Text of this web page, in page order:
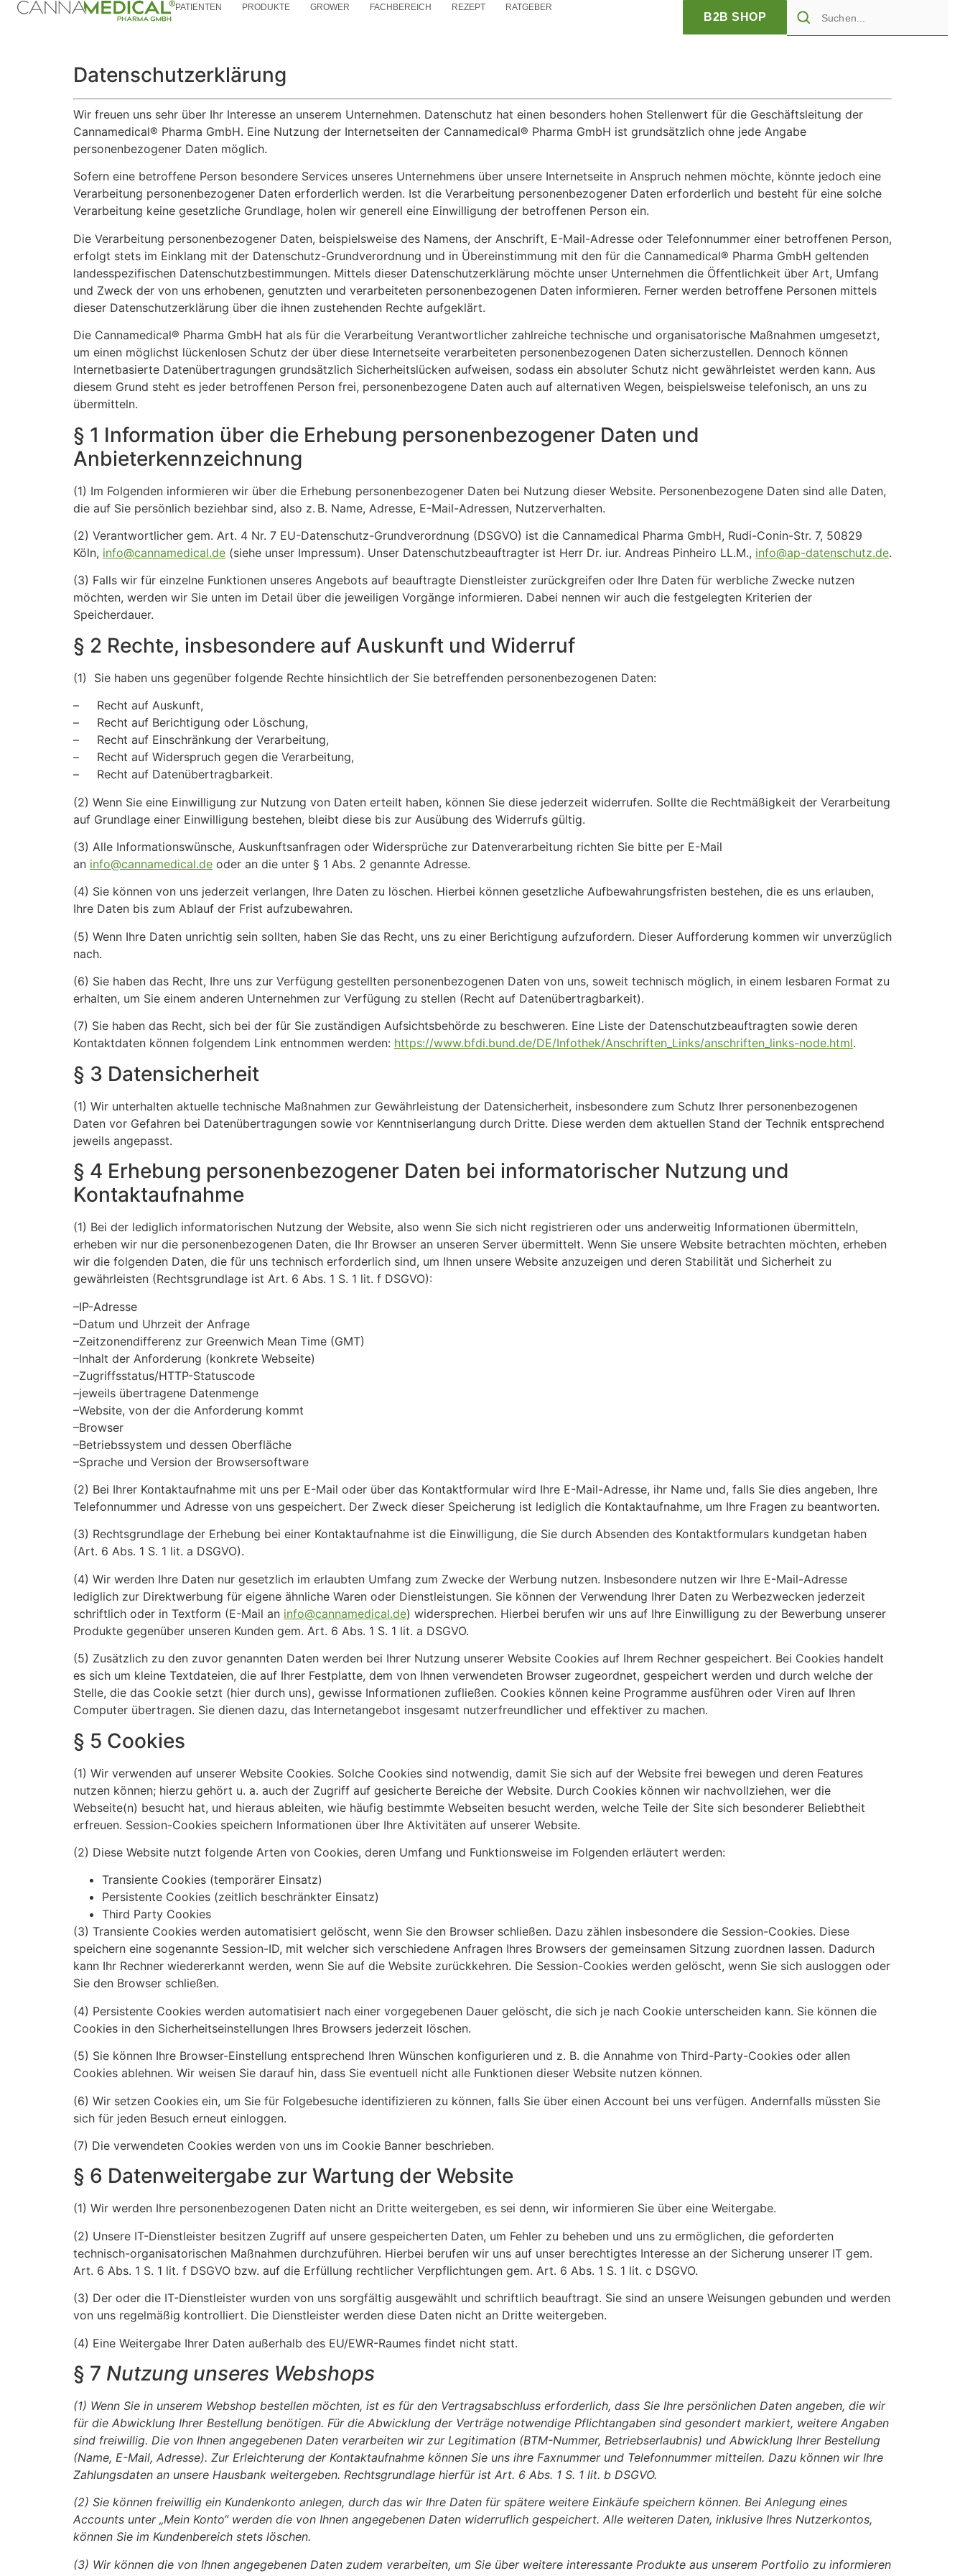
PATIENTEN PRODUKTE GROWER FACHBEREICH REZEPT RATGEBER
B2B SHOP
Datenschutzerklärung
Wir freuen uns sehr über Ihr Interesse an unserem Unternehmen. Datenschutz hat einen besonders hohen Stellenwert für die Geschäftsleitung der
Cannamedical® Pharma GmbH. Eine Nutzung der Internetseiten der Cannamedical® Pharma GmbH ist grundsätzlich ohne jede Angabe
personenbezogener Daten möglich.
Sofern eine betroffene Person besondere Services unseres Unternehmens über unsere Internetseite in Anspruch nehmen möchte, könnte jedoch eine
Verarbeitung personenbezogener Daten erforderlich werden. Ist die Verarbeitung personenbezogener Daten erforderlich und besteht für eine solche
Verarbeitung keine gesetzliche Grundlage, holen wir generell eine Einwilligung der betroffenen Person ein.
Die Verarbeitung personenbezogener Daten, beispielsweise des Namens, der Anschrift, E-Mail-Adresse oder Telefonnummer einer betroffenen Person,
erfolgt stets im Einklang mit der Datenschutz-Grundverordnung und in Übereinstimmung mit den für die Cannamedical® Pharma GmbH geltenden
landesspezifischen Datenschutzbestimmungen. Mittels dieser Datenschutzerklärung möchte unser Unternehmen die Öffentlichkeit über Art, Umfang
und Zweck der von uns erhobenen, genutzten und verarbeiteten personenbezogenen Daten informieren. Ferner werden betroffene Personen mittels
dieser Datenschutzerklärung über die ihnen zustehenden Rechte aufgeklärt.
Die Cannamedical® Pharma GmbH hat als für die Verarbeitung Verantwortlicher zahlreiche technische und organisatorische Maßnahmen umgesetzt,
um einen möglichst lückenlosen Schutz der über diese Internetseite verarbeiteten personenbezogenen Daten sicherzustellen. Dennoch können
Internetbasierte Datenübertragungen grundsätzlich Sicherheitslücken aufweisen, sodass ein absoluter Schutz nicht gewährleistet werden kann. Aus
diesem Grund steht es jeder betroffenen Person frei, personenbezogene Daten auch auf alternativen Wegen, beispielsweise telefonisch, an uns zu
übermitteln.
§ 1 Information über die Erhebung personenbezogener Daten und
Anbieterkennzeichnung
(1) Im Folgenden informieren wir über die Erhebung personenbezogener Daten bei Nutzung dieser Website. Personenbezogene Daten sind alle Daten,
die auf Sie persönlich beziehbar sind, also z. B. Name, Adresse, E-Mail-Adressen, Nutzerverhalten.
(2) Verantwortlicher gem. Art. 4 Nr. 7 EU-Datenschutz-Grundverordnung (DSGVO) ist die Cannamedical Pharma GmbH, Rudi-Conin-Str. 7, 50829
Köln, info@cannamedical.de (siehe unser Impressum). Unser Datenschutzbeauftragter ist Herr Dr. iur. Andreas Pinheiro LL.M., info@ap-datenschutz.de.
(3) Falls wir für einzelne Funktionen unseres Angebots auf beauftragte Dienstleister zurückgreifen oder Ihre Daten für werbliche Zwecke nutzen
möchten, werden wir Sie unten im Detail über die jeweiligen Vorgänge informieren. Dabei nennen wir auch die festgelegten Kriterien der
Speicherdauer.
§ 2 Rechte, insbesondere auf Auskunft und Widerruf
(1) Sie haben uns gegenüber folgende Rechte hinsichtlich der Sie betreffenden personenbezogenen Daten:
– Recht auf Auskunft,
– Recht auf Berichtigung oder Löschung,
– Recht auf Einschränkung der Verarbeitung,
– Recht auf Widerspruch gegen die Verarbeitung,
– Recht auf Datenübertragbarkeit.
(2) Wenn Sie eine Einwilligung zur Nutzung von Daten erteilt haben, können Sie diese jederzeit widerrufen. Sollte die Rechtmäßigkeit der Verarbeitung
auf Grundlage einer Einwilligung bestehen, bleibt diese bis zur Ausübung des Widerrufs gültig.
(3) Alle Informationswünsche, Auskunftsanfragen oder Widersprüche zur Datenverarbeitung richten Sie bitte per E-Mail
an info@cannamedical.de oder an die unter § 1 Abs. 2 genannte Adresse.
(4) Sie können von uns jederzeit verlangen, Ihre Daten zu löschen. Hierbei können gesetzliche Aufbewahrungsfristen bestehen, die es uns erlauben,
Ihre Daten bis zum Ablauf der Frist aufzubewahren.
(5) Wenn Ihre Daten unrichtig sein sollten, haben Sie das Recht, uns zu einer Berichtigung aufzufordern. Dieser Aufforderung kommen wir unverzüglich
nach.
(6) Sie haben das Recht, Ihre uns zur Verfügung gestellten personenbezogenen Daten von uns, soweit technisch möglich, in einem lesbaren Format zu
erhalten, um Sie einem anderen Unternehmen zur Verfügung zu stellen (Recht auf Datenübertragbarkeit).
(7) Sie haben das Recht, sich bei der für Sie zuständigen Aufsichtsbehörde zu beschweren. Eine Liste der Datenschutzbeauftragten sowie deren
Kontaktdaten können folgendem Link entnommen werden: https://www.bfdi.bund.de/DE/Infothek/Anschriften_Links/anschriften_links-node.html.
§ 3 Datensicherheit
(1) Wir unterhalten aktuelle technische Maßnahmen zur Gewährleistung der Datensicherheit, insbesondere zum Schutz Ihrer personenbezogenen
Daten vor Gefahren bei Datenübertragungen sowie vor Kenntniserlangung durch Dritte. Diese werden dem aktuellen Stand der Technik entsprechend
jeweils angepasst.
§ 4 Erhebung personenbezogener Daten bei informatorischer Nutzung und
Kontaktaufnahme
(1) Bei der lediglich informatorischen Nutzung der Website, also wenn Sie sich nicht registrieren oder uns anderweitig Informationen übermitteln,
erheben wir nur die personenbezogenen Daten, die Ihr Browser an unseren Server übermittelt. Wenn Sie unsere Website betrachten möchten, erheben
wir die folgenden Daten, die für uns technisch erforderlich sind, um Ihnen unsere Website anzuzeigen und deren Stabilität und Sicherheit zu
gewährleisten (Rechtsgrundlage ist Art. 6 Abs. 1 S. 1 lit. f DSGVO):
–IP-Adresse
–Datum und Uhrzeit der Anfrage
–Zeitzonendifferenz zur Greenwich Mean Time (GMT)
–Inhalt der Anforderung (konkrete Webseite)
–Zugriffsstatus/HTTP-Statuscode
–jeweils übertragene Datenmenge
–Website, von der die Anforderung kommt
–Browser
–Betriebssystem und dessen Oberfläche
–Sprache und Version der Browsersoftware
(2) Bei Ihrer Kontaktaufnahme mit uns per E-Mail oder über das Kontaktformular wird Ihre E-Mail-Adresse, ihr Name und, falls Sie dies angeben, Ihre
Telefonnummer und Adresse von uns gespeichert. Der Zweck dieser Speicherung ist lediglich die Kontaktaufnahme, um Ihre Fragen zu beantworten.
(3) Rechtsgrundlage der Erhebung bei einer Kontaktaufnahme ist die Einwilligung, die Sie durch Absenden des Kontaktformulars kundgetan haben
(Art. 6 Abs. 1 S. 1 lit. a DSGVO).
(4) Wir werden Ihre Daten nur gesetzlich im erlaubten Umfang zum Zwecke der Werbung nutzen. Insbesondere nutzen wir Ihre E-Mail-Adresse
lediglich zur Direktwerbung für eigene ähnliche Waren oder Dienstleistungen. Sie können der Verwendung Ihrer Daten zu Werbezwecken jederzeit
schriftlich oder in Textform (E-Mail an info@cannamedical.de) widersprechen. Hierbei berufen wir uns auf Ihre Einwilligung zu der Bewerbung unserer
Produkte gegenüber unseren Kunden gem. Art. 6 Abs. 1 S. 1 lit. a DSGVO.
(5) Zusätzlich zu den zuvor genannten Daten werden bei Ihrer Nutzung unserer Website Cookies auf Ihrem Rechner gespeichert. Bei Cookies handelt
es sich um kleine Textdateien, die auf Ihrer Festplatte, dem von Ihnen verwendeten Browser zugeordnet, gespeichert werden und durch welche der
Stelle, die das Cookie setzt (hier durch uns), gewisse Informationen zufließen. Cookies können keine Programme ausführen oder Viren auf Ihren
Computer übertragen. Sie dienen dazu, das Internetangebot insgesamt nutzerfreundlicher und effektiver zu machen.
§ 5 Cookies
(1) Wir verwenden auf unserer Website Cookies. Solche Cookies sind notwendig, damit Sie sich auf der Website frei bewegen und deren Features
nutzen können; hierzu gehört u. a. auch der Zugriff auf gesicherte Bereiche der Website. Durch Cookies können wir nachvollziehen, wer die
Webseite(n) besucht hat, und hieraus ableiten, wie häufig bestimmte Webseiten besucht werden, welche Teile der Site sich besonderer Beliebtheit
erfreuen. Session-Cookies speichern Informationen über Ihre Aktivitäten auf unserer Website.
(2) Diese Website nutzt folgende Arten von Cookies, deren Umfang und Funktionsweise im Folgenden erläutert werden:
Transiente Cookies (temporärer Einsatz)
Persistente Cookies (zeitlich beschränkter Einsatz)
Third Party Cookies
(3) Transiente Cookies werden automatisiert gelöscht, wenn Sie den Browser schließen. Dazu zählen insbesondere die Session-Cookies. Diese
speichern eine sogenannte Session-ID, mit welcher sich verschiedene Anfragen Ihres Browsers der gemeinsamen Sitzung zuordnen lassen. Dadurch
kann Ihr Rechner wiedererkannt werden, wenn Sie auf die Website zurückkehren. Die Session-Cookies werden gelöscht, wenn Sie sich ausloggen oder
Sie den Browser schließen.
(4) Persistente Cookies werden automatisiert nach einer vorgegebenen Dauer gelöscht, die sich je nach Cookie unterscheiden kann. Sie können die
Cookies in den Sicherheitseinstellungen Ihres Browsers jederzeit löschen.
(5) Sie können Ihre Browser-Einstellung entsprechend Ihren Wünschen konfigurieren und z. B. die Annahme von Third-Party-Cookies oder allen
Cookies ablehnen. Wir weisen Sie darauf hin, dass Sie eventuell nicht alle Funktionen dieser Website nutzen können.
(6) Wir setzen Cookies ein, um Sie für Folgebesuche identifizieren zu können, falls Sie über einen Account bei uns verfügen. Andernfalls müssten Sie
sich für jeden Besuch erneut einloggen.
(7) Die verwendeten Cookies werden von uns im Cookie Banner beschrieben.
§ 6 Datenweitergabe zur Wartung der Website
(1) Wir werden Ihre personenbezogenen Daten nicht an Dritte weitergeben, es sei denn, wir informieren Sie über eine Weitergabe.
(2) Unsere IT-Dienstleister besitzen Zugriff auf unsere gespeicherten Daten, um Fehler zu beheben und uns zu ermöglichen, die geforderten
technisch-organisatorischen Maßnahmen durchzuführen. Hierbei berufen wir uns auf unser berechtigtes Interesse an der Sicherung unserer IT gem.
Art. 6 Abs. 1 S. 1 lit. f DSGVO bzw. auf die Erfüllung rechtlicher Verpflichtungen gem. Art. 6 Abs. 1 S. 1 lit. c DSGVO.
(3) Der oder die IT-Dienstleister wurden von uns sorgfältig ausgewählt und schriftlich beauftragt. Sie sind an unsere Weisungen gebunden und werden
von uns regelmäßig kontrolliert. Die Dienstleister werden diese Daten nicht an Dritte weitergeben.
(4) Eine Weitergabe Ihrer Daten außerhalb des EU/EWR-Raumes findet nicht statt.
§ 7 Nutzung unseres Webshops
(1) Wenn Sie in unserem Webshop bestellen möchten, ist es für den Vertragsabschluss erforderlich, dass Sie Ihre persönlichen Daten angeben, die wir
für die Abwicklung Ihrer Bestellung benötigen. Für die Abwicklung der Verträge notwendige Pflichtangaben sind gesondert markiert, weitere Angaben
sind freiwillig. Die von Ihnen angegebenen Daten verarbeiten wir zur Legitimation (BTM-Nummer, Betriebserlaubnis) und Abwicklung Ihrer Bestellung
(Name, E-Mail, Adresse). Zur Erleichterung der Kontaktaufnahme können Sie uns ihre Faxnummer und Telefonnummer mitteilen. Dazu können wir Ihre
Zahlungsdaten an unsere Hausbank weitergeben. Rechtsgrundlage hierfür ist Art. 6 Abs. 1 S. 1 lit. b DSGVO.
(2) Sie können freiwillig ein Kundenkonto anlegen, durch das wir Ihre Daten für spätere weitere Einkäufe speichern können. Bei Anlegung eines
Accounts unter „Mein Konto“ werden die von Ihnen angegebenen Daten widerruflich gespeichert. Alle weiteren Daten, inklusive Ihres Nutzerkontos,
können Sie im Kundenbereich stets löschen.
(3) Wir können die von Ihnen angegebenen Daten zudem verarbeiten, um Sie über weitere interessante Produkte aus unserem Portfolio zu informieren